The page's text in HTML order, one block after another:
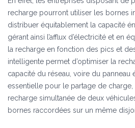
recharge pourront utiliser les bornes
distribuer équitablement la capacité
gérant ainsi l’afflux d’électricité et en
la recharge en fonction des pics et
intelligente permet d’optimiser la
capacité du réseau, voire du panneau
essentielle pour le partage de charge,
recharge simultanée de deux
bornes raccordées sur un même